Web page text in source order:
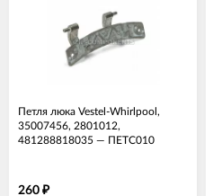
Петля люка Vestel-Whirlpool,
35007456, 2801012,
481288818035 — ПЕТС010
260 ₽